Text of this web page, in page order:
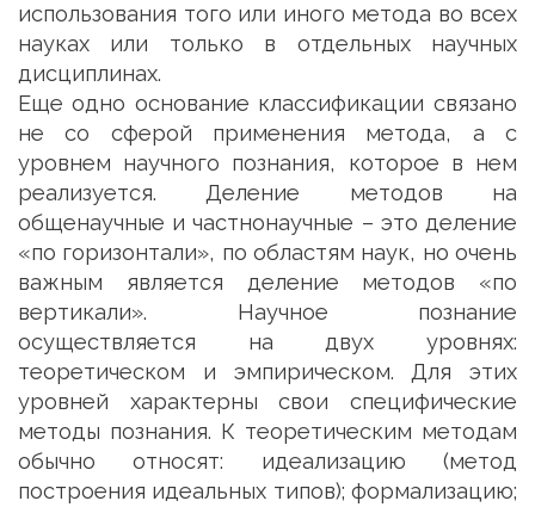
использования того или иного метода во всех
науках или только в отдельных научных
дисциплинах.
Еще одно основание классификации связано
не со сферой применения метода, а с
уровнем научного познания, которое в нем
реализуется. Деление методов на
общенаучные и частнонаучные – это деление
«по горизонтали», по областям наук, но очень
важным является деление методов «по
вертикали». Научное познание
осуществляется на двух уровнях:
теоретическом и эмпирическом. Для этих
уровней характерны свои специфические
методы познания. К теоретическим методам
обычно относят: идеализацию (метод
построения идеальных типов); формализацию;